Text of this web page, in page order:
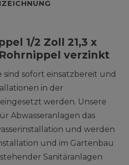
1/2 Zoll 21,3 x
Rohrnippel verzinkt
sind sofort einsatzbereit und
in der
werden. Unsere
Abwasseranlagen das
und werden
und im Gartenbau
Sanitäranlagen